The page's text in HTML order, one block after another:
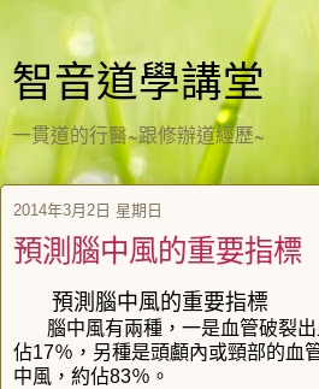
智音道學講堂
一貫道的行醫~跟修辦道經歷~
2014年3月2日 星期日
預測腦中風的重要指標
預測腦中風的重要指標
腦中風有兩種，一是血管破裂出
佔17％，另種是頭顱內或頸部的血
中風，約佔83％。